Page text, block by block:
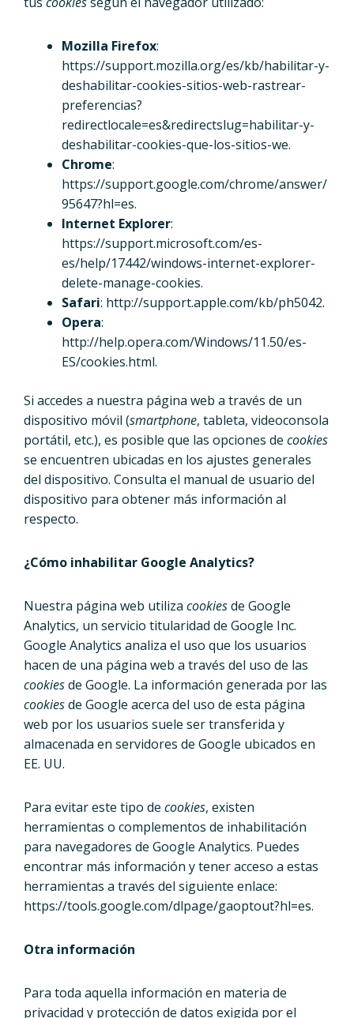
Mozilla Firefox:
https://support.mozilla.org/es/kb/habilitar-y-
deshabilitar-cookies-sitios-web-rastrear-
preferencias?
redirectlocale=es&redirectslug=habilitar-y-
deshabilitar-cookies-que-los-sitios-we.
Chrome:
https://support.google.com/chrome/answer/
95647?hl=es.
Internet Explorer:
https://support.microsoft.com/es-
es/help/17442/windows-internet-explorer-
delete-manage-cookies.
Safari: http://support.apple.com/kb/ph5042.
Opera:
http://help.opera.com/Windows/11.50/es-
ES/cookies.html.
Si accedes a nuestra página web a través de un
dispositivo móvil (smartphone, tableta, videoconsola
portátil, etc.), es posible que las opciones de cookies
se encuentren ubicadas en los ajustes generales
del dispositivo. Consulta el manual de usuario del
dispositivo para obtener más información al
respecto.
¿Cómo inhabilitar Google Analytics?
Nuestra página web utiliza cookiesde Google
Analytics, un servicio titularidad de Google Inc.
Google Analytics analiza el uso que los usuarios
hacen de una página web a través del uso de las
cookiesde Google. La información generada por las
cookiesde Google acerca del uso de esta página
web por los usuarios suele ser transferida y
almacenada en servidores de Google ubicados en
EE. UU.
Para evitar este tipo de cookies, existen
herramientas o complementos de inhabilitación
para navegadores de Google Analytics. Puedes
encontrar más información y tener acceso a estas
herramientas a través del siguiente enlace:
https://tools.google.com/dlpage/gaoptout?hl=es.
Otra información
Para toda aquella información en materia de
privacidad y protección de datos exigida por el